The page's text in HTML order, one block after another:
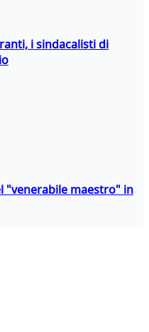
i sindacalisti di
"venerabile maestro" in